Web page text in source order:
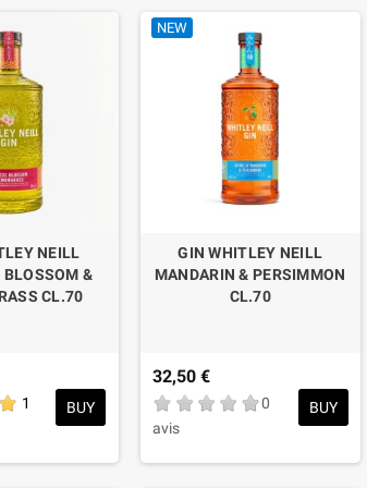
vengono lasciate macerare in una base
rinominato “Constance”. Il risultato è un
produce una vasta gamma di gin in cui
con la moglie di origini Africane. Il Blood Orange
,
arancia rossa di Sicilia. Se prendiamo il
la delicata piccantezza dello zenzero.
proprio tutti i palati.
NEILL
BLOSSOM &
CL.70
1
BUY
NEW
GIN WHITLEY NEILL
MANDARIN & PERSIMMON
CL.70
32,50 €
0
avis
BUY